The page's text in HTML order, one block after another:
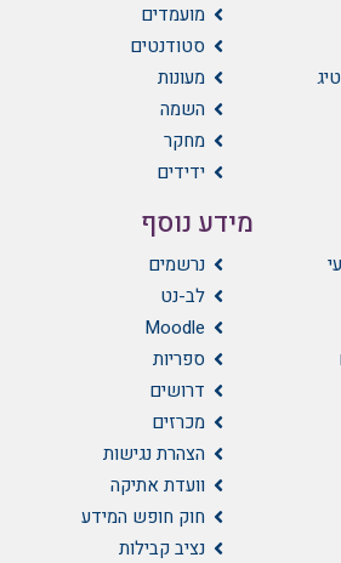
מועמדים
סטודנטים
מעונות
השמה
מחקר
ידידים
מידע נוסף
נרשמים
לב-נט
Moodle
ספריות
דרושים
מכרזים
הצהרת נגישות
וועדת אתיקה
חוק חופש המידע
נציב קבילות